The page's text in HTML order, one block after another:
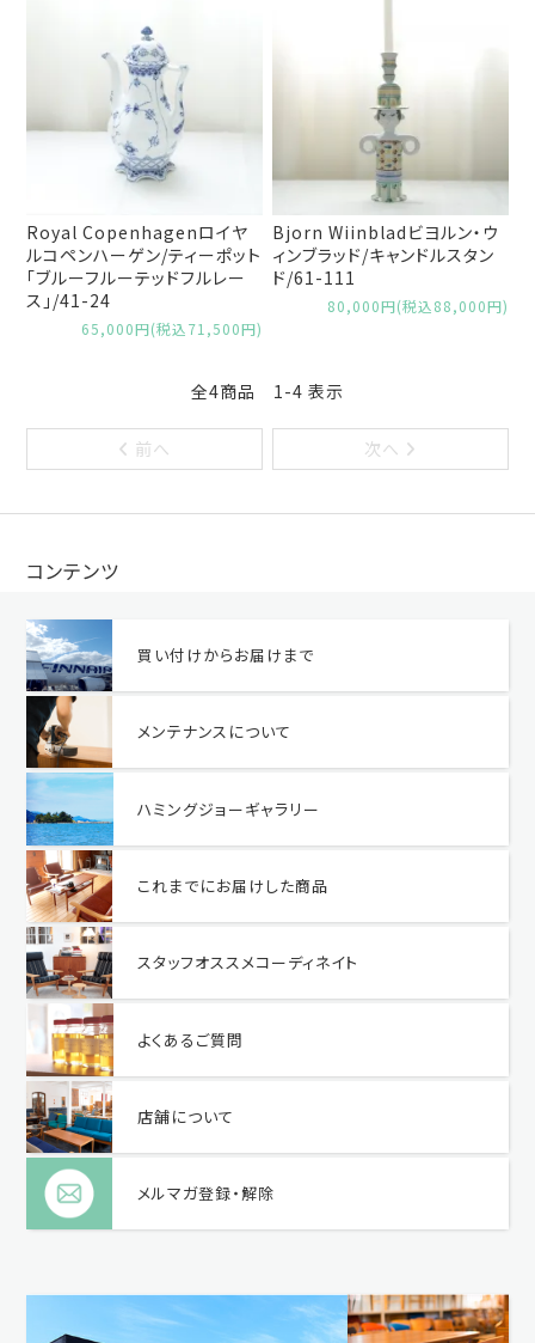
Royal Copenhagenロイヤ
ルコペンハーゲン/ティーポット
「ブルーフルーテッドフルレー
ス」/41-24
65,000円(税込71,500円)
Bjorn Wiinbladビヨルン・ウ
ィンブラッド/キャンドルスタン
ド/61-111
80,000円(税込88,000円)
全4商品 1-4 表示
前へ 次へ
コンテンツ
買い付けからお届けまで
メンテナンスについて
ハミングジョーギャラリー
これまでにお届けした商品
スタッフオススメコーディネイト
よくあるご質問
店舗について
メルマガ登録・解除